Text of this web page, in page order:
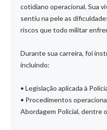
cotidiano operacional. Sua
sentiu na pele as
riscos que todo militar
Durante sua carreira, foi
incluindo:
• Legislação aplicada à
• Procedimentos
Abordagem Policial, dentre